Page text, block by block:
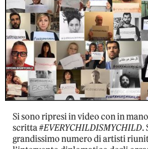
Si sono ripresi in video con in
scritta #EVERYCHILDISMYCHILD.
grandissimo numero di artisti